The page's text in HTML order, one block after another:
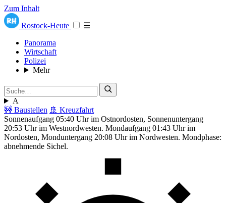
Zum Inhalt
Rostock-Heute
☰
Panorama
Wirtschaft
Polizei
Mehr
A
🚧 Baustellen 🚢 Kreuzfahrt
Sonnenaufgang 05:40 Uhr im Ostnordosten, Sonnenuntergang
20:53 Uhr im Westnordwesten. Mondaufgang 01:43 Uhr im
Nordosten, Monduntergang 20:08 Uhr im Nordwesten. Mondphase:
abnehmende Sichel.